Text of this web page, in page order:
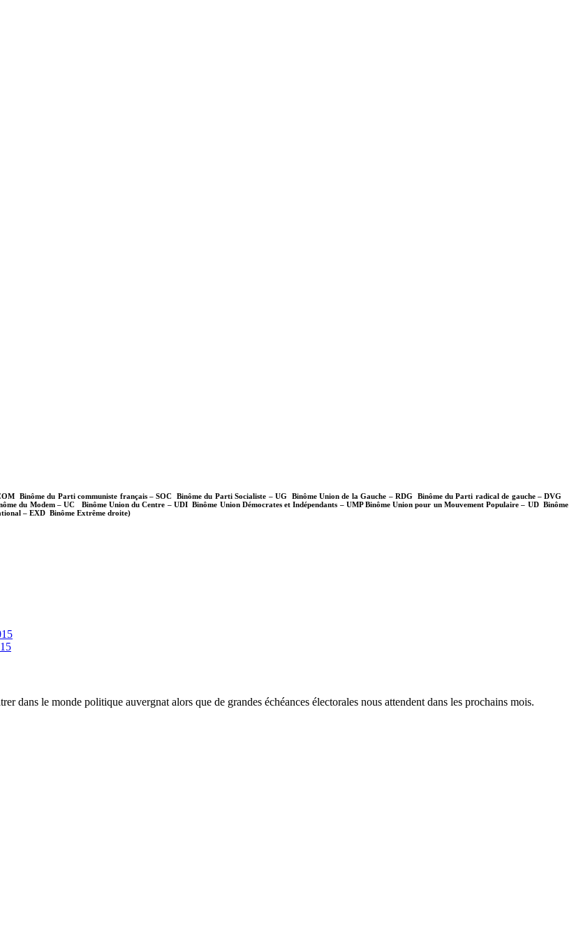
Binôme du Parti communiste français – SOC Binôme du Parti Socialiste – UG Binôme Union de la Gauche – RDG Binôme du Parti radical de gauche – DVG
du Modem – UC Binôme Union du Centre – UDI Binôme Union Démocrates et Indépendants – UMP Binôme Union pour un Mouvement Populaire – UD Binôme
– EXD Binôme Extrême droite)
dans le monde politique auvergnat alors que de grandes échéances électorales nous attendent dans les prochains mois.